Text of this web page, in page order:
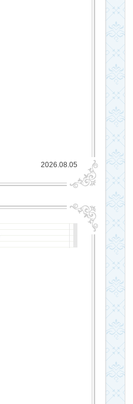
2026.08.05